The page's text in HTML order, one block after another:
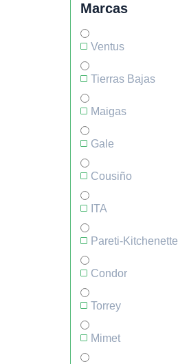
Marcas
Ventus
Tierras Bajas
Maigas
Gale
Cousiño
ITA
Pareti-Kitchenette
Condor
Torrey
Mimet